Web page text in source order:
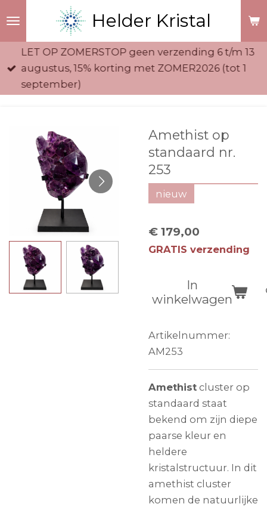
naar
hoofdinhoud
Helder Kristal
LET OP ZOMERSTOP geen verzending 6 t/m 13
augustus, 15% korting met ZOMER2026 (tot 1
september)
Amethist op
standaard nr.
253
nieuw
€ 179,00
GRATIS verzending
In
winkelwagen
Artikelnummer:
AM253
Amethist cluster op
standaard staat
bekend om zijn diepe
paarse kleur en
heldere
kristalstructuur. In dit
amethist cluster
komen de natuurlijke